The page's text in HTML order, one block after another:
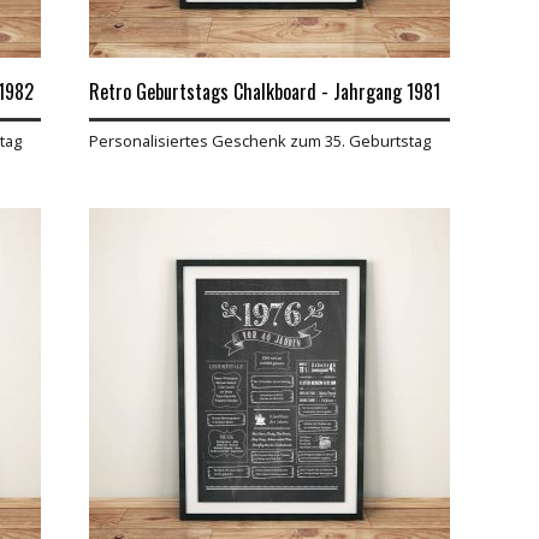
Retro Geburtstags Chalkboard - Jahrgang 1981
Personalisiertes Geschenk zum 35. Geburtstag